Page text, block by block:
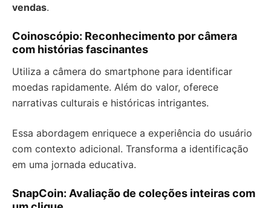
vendas.
Coinoscópio: Reconhecimento por câmera
com histórias fascinantes
Utiliza a câmera do smartphone para identificar
moedas rapidamente. Além do valor, oferece
narrativas culturais e históricas intrigantes.
Essa abordagem enriquece a experiência do usuário
com contexto adicional. Transforma a identificação
em uma jornada educativa.
SnapCoin: Avaliação de coleções inteiras com